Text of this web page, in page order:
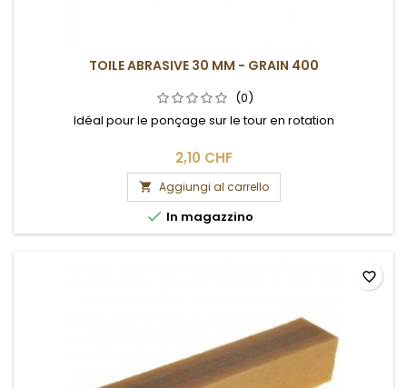
TOILE ABRASIVE 30 MM - GRAIN 400
(0)
Idéal pour le ponçage sur le tour en rotation
2,10 CHF
 Aggiungi al carrello
 In magazzino
favorite_border